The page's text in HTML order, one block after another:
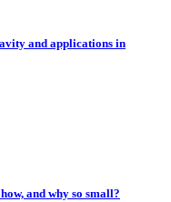
and applications in
and why so small?